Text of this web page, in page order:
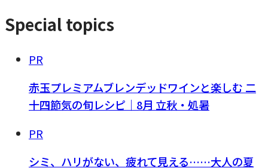
Special topics
PR
赤玉プレミアムブレンデッドワインと楽しむ 二
十四節気の旬レシピ｜8月 立秋・処暑
PR
シミ、ハリがない、疲れて見える……大人の夏